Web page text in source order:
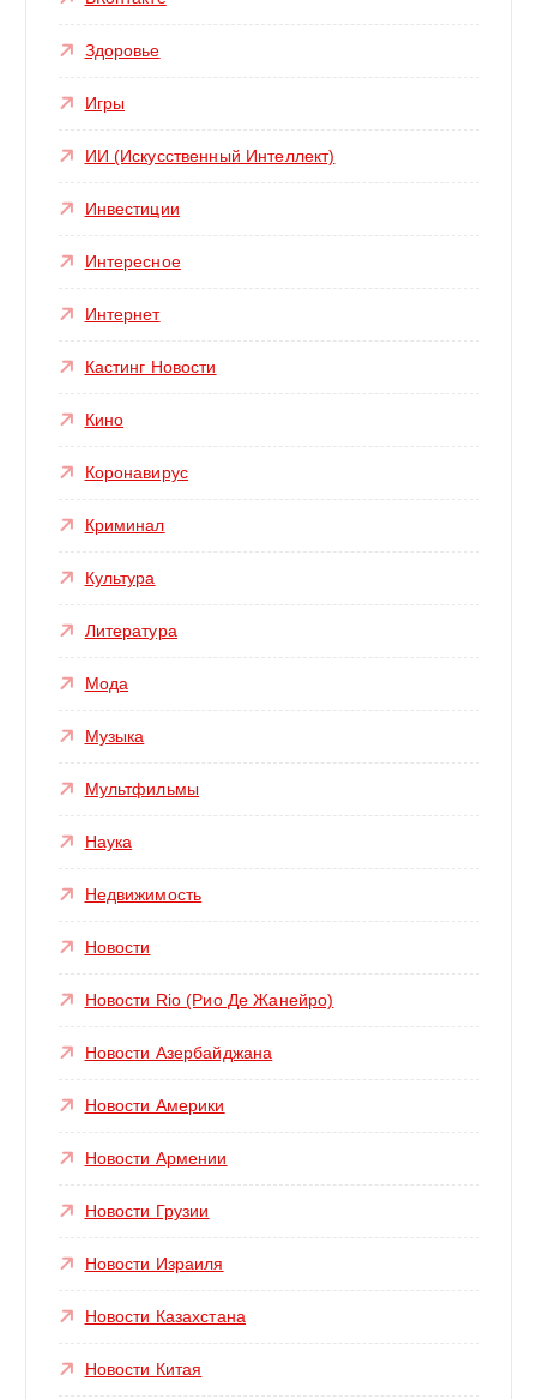
Здоровье
Игры
ИИ (Искусственный Интеллект)
Инвестиции
Интересное
Интернет
Кастинг Новости
Кино
Коронавирус
Криминал
Культура
Литература
Мода
Музыка
Мультфильмы
Наука
Недвижимость
Новости
Новости Rio (Рио Де Жанейро)
Новости Азербайджана
Новости Америки
Новости Армении
Новости Грузии
Новости Израиля
Новости Казахстана
Новости Китая